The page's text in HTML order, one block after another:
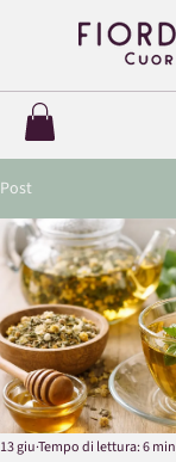
Post
13 giuTempo di lettura: 6 min